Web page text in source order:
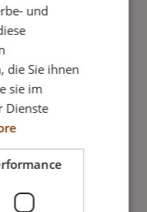
auch an der Seite
NORWEGIAN
und
die Sie ihnen
sie im
Dienste